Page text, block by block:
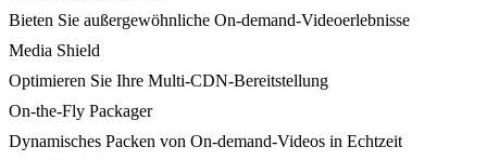
Bieten Sie außergewöhnliche On-demand-Videoerlebnisse
Media Shield
Optimieren Sie Ihre Multi-CDN-Bereitstellung
On-the-Fly Packager
Dynamisches Packen von On-demand-Videos in Echtzeit